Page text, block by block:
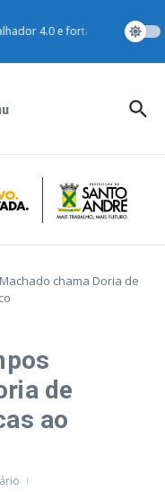
4.0 e fortalece
chama Doria de
de
ao